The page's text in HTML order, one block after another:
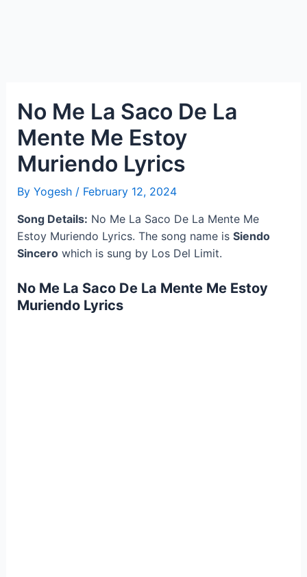
No Me La Saco De La
Mente Me Estoy
Muriendo Lyrics
By Yogesh / February 12, 2024
Song Details: No Me La Saco De La Mente Me
Estoy Muriendo Lyrics. The song name is Siendo
Sincerowhich is sung by Los Del Limit.
No Me La Saco De La Mente Me Estoy
Muriendo Lyrics